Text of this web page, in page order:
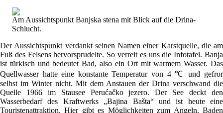
Am Aussichtspunkt Banjska stena mit Blick auf die Drina-
Schlucht.
Der Aussichtspunkt verdankt seinen Namen einer Karstquelle, die am
Fuß des Felsens hervorsprudelte. So verreit es uns die Infotafel. Banja
ist türkisch und bedeutet Bad, also ein Ort mit warmem Wasser. Das
Quellwasser hatte eine konstante Temperatur von 4 ℃ und gefror
selbst im Winter nicht. Mit dem Anstauen der Drina verschwand die
Quelle 1966 im Stausee Perućačko jezero. Der See deckt den
Wasserbedarf des Kraftwerks „Bajina Bašta“ und ist heute eine
Touristenattraktion. Hier gibt es Möglichkeiten zum Angeln, Baden